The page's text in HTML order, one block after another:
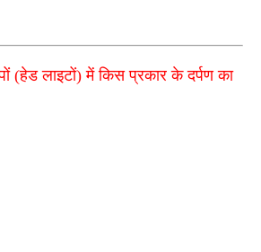
(हेड लाइटों) में किस प्रकार के दर्पण का